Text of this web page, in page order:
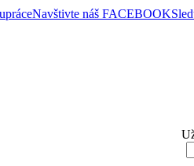
Navštivte náš FACEBOOK